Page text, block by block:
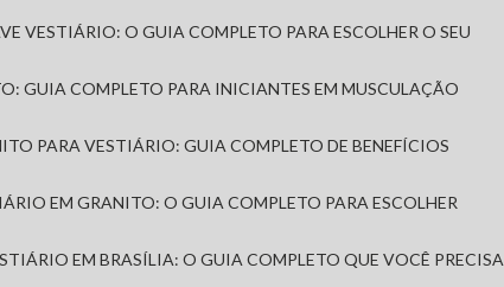
VESTIÁRIO: O GUIA COMPLETO PARA ESCOLHER O SEU
GUIA COMPLETO PARA INICIANTES EM MUSCULAÇÃO
PARA VESTIÁRIO: GUIA COMPLETO DE BENEFÍCIOS
EM GRANITO: O GUIA COMPLETO PARA ESCOLHER
EM BRASÍLIA: O GUIA COMPLETO QUE VOCÊ PRECISA